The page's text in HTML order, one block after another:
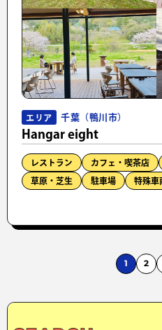
エリア 千葉（鴨川市）
Hangar eight
レストラン カフェ・喫茶店
草原・芝生 駐車場 特殊車
1 2